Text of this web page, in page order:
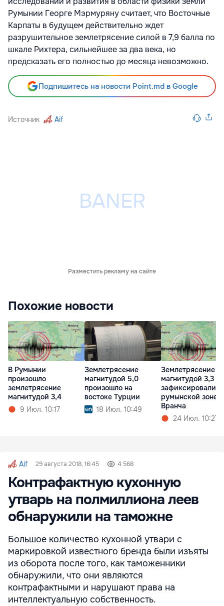
Румынии Георге Мэрмуряну считает, что Восточные
Карпаты в будущем действительно ждет
разрушительное землетрясение силой в 7,9 балла по
шкале Рихтера, сильнейшее за два века, но
предсказать его полностью до месяца невозможно.
Подпишитесь на новости Point.md в Google
Источник Aif
Разместить рекламу на сайте
Похожие новости
В Румынии
произошло
землетрясение
магнитудой 3,4
9 Июл. 10:17
Землетрясение
магнитудой 5,0
произошло на
востоке Турции
18 Июл. 10:49
Землетрясение
магнитудой 3,3
зафиксировали в
румынской зоне
Вранча
24 Июл. 10:27
Aif 29 августа 2018, 16:45 4 568
Контрафактную кухонную
утварь на полмиллиона леев
обнаружили на таможне
Большое количество кухонной утвари с
маркировкой известного бренда были изъяты
из оборота после того, как таможенники
обнаружили, что они являются
контрафактными и нарушают права на
интеллектуальную собственность.